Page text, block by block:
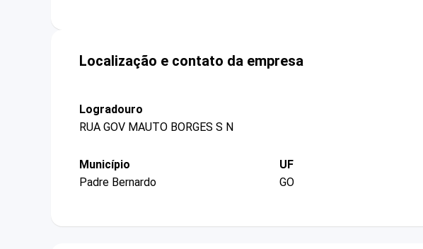
Localização e contato da empresa
Logradouro
RUA GOV MAUTO BORGES S N
Município
Padre Bernardo
UF
GO